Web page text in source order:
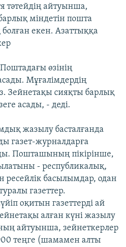
тәтейдің айтуынша,
міндетін пошта
екен. Азаттыққа
өзінің
Мұғалімдердің
Зейнетақы сияқты барлық
асады, - деді.
жазылу басталғанда
газет-журналдарға
Пошташының пікірінше,
- республикалық,
ресейлік басылымдар, одан
газеттер.
оқитын газеттерді ай
алған күні жазылу
айтуынша, зейнеткерлер
теңге (шамамен алты